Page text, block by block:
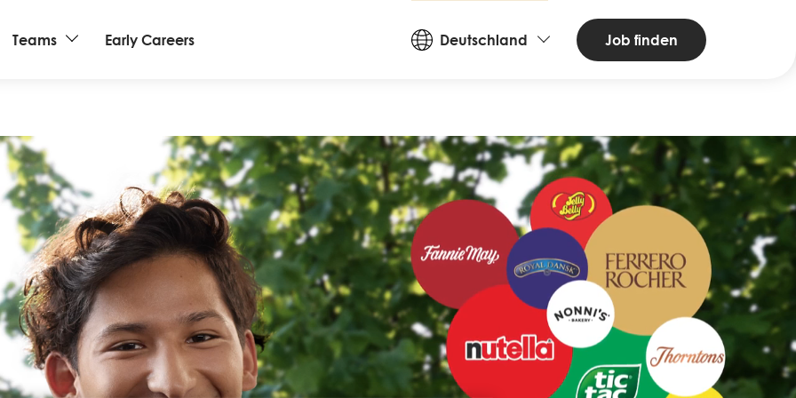
Teams Early Careers
Countries
and
Deutschland Job finden